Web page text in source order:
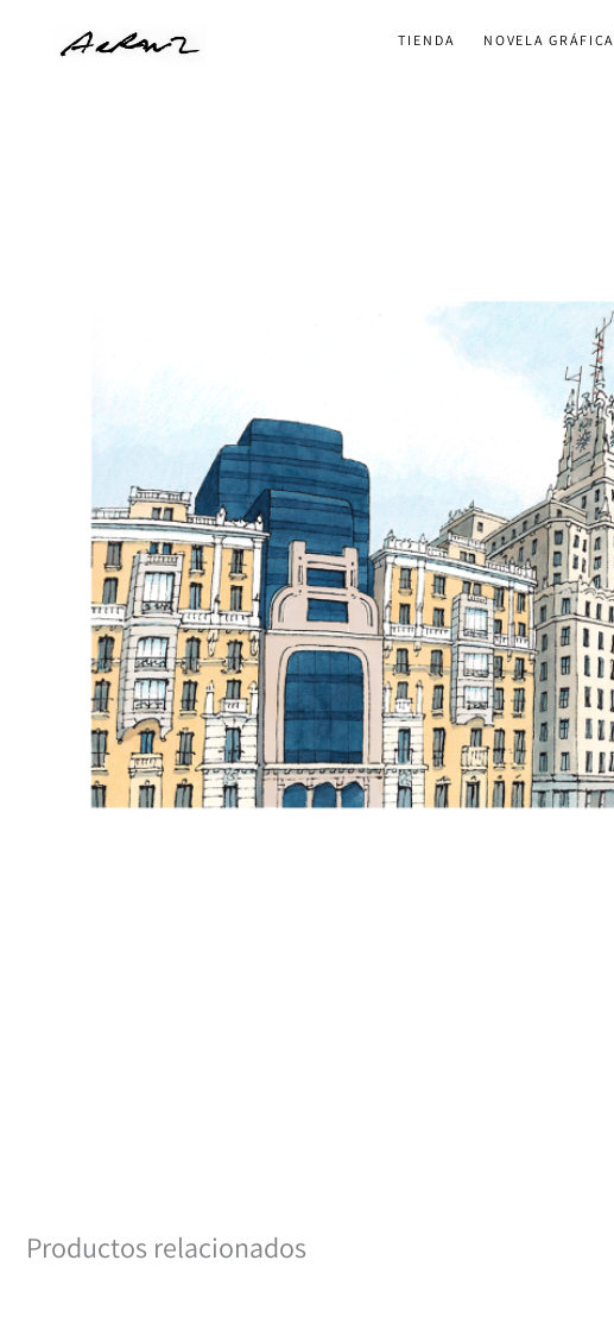
TIENDA NOVELA GRÁFICA
Productos relacionados